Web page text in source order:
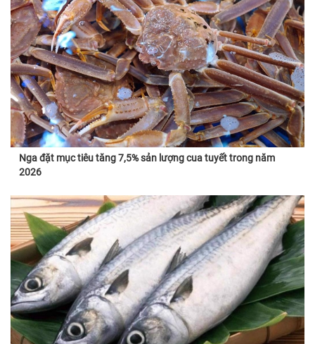
Nga đặt mục tiêu tăng 7,5% sản lượng cua tuyết trong năm
2026